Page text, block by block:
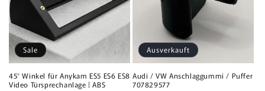
Sale
45° Winkel für Anykam ES5 ES6 ES8
Video Türsprechanlage | ABS
Ausverkauft
Audi / VW Anschlaggummi / Puffer
707829577